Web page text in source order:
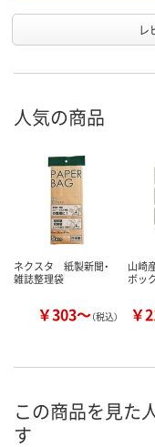
レ
人気の商品
ネクスタ 紙製新聞・
雑誌整理袋
￥303～（税込）
山崎
ボッ
￥
この商品を見た
す